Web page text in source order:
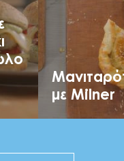
με Milner